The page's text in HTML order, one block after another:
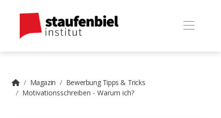
Magazin
Bewerbung Tipps & Tricks
Motivationsschreiben - Warum ich?